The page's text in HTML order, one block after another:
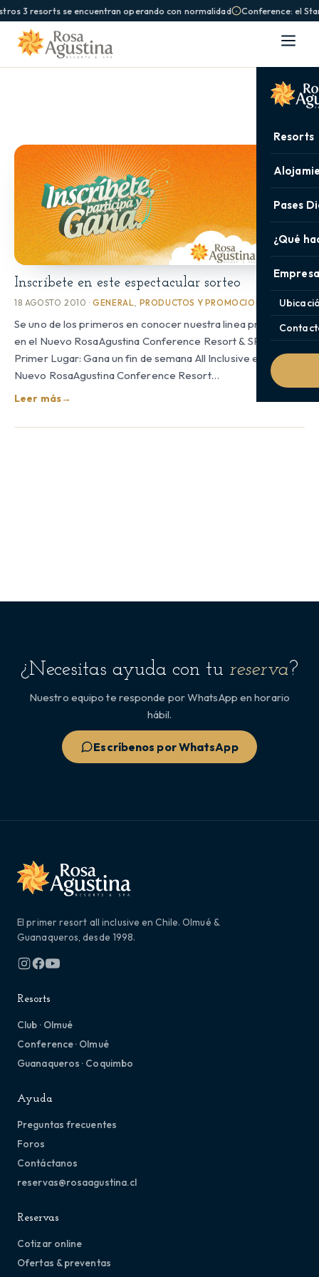
3 resorts se encuentran operando con normalidad Conference: el
Resorts
Pases
¿Qué
Inscríbete en este espectacular sorteo
18 AGOSTO 2010 ·GENERAL, PRODUCTOS Y PROMOCIONES
Se uno de los primeros en conocer nuestra linea premium
en el Nuevo RosaAgustina Conference Resort & SPA. →
Primer Lugar: Gana un fin de semana All Inclusive en el
Nuevo RosaAgustina Conference Resort…
Leer más→
¿Necesitas ayuda con tu reserva?
Nuestro equipo te responde por WhatsApp en horario
hábil.
Escríbenos por WhatsApp
El primer resort all inclusive en Chile. Olmué &
Guanaqueros, desde 1998.
Resorts
Club · Olmué
Conference · Olmué
Guanaqueros · Coquimbo
Ayuda
Preguntas frecuentes
Foros
Contáctanos
reservas@rosaagustina.cl
Reservas
Cotizar online
Ofertas & preventas